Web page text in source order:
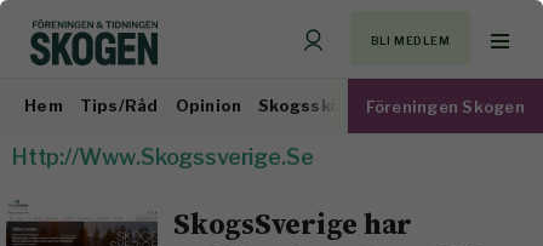
BLI MEDLEM
Hem Tips/Råd Opinion Skogsskötsel Virkesmarknad
Föreningen Skogen
Http://www.skogssverige.se
SkogsSverige har